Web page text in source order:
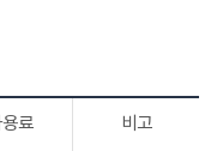
료 비고